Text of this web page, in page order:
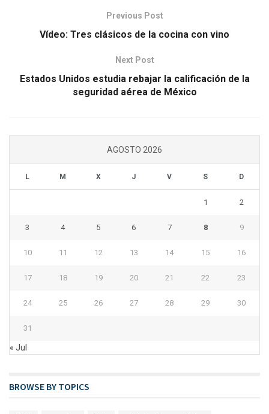
Previous Post
Vídeo: Tres clásicos de la cocina con vino
Next Post
Estados Unidos estudia rebajar la calificación de la
seguridad aérea de México
AGOSTO 2026
L M X J V S D
1 2
3 4 5 6 7 8 9
10 11 12 13 14 15 16
17 18 19 20 21 22 23
24 25 26 27 28 29 30
31
« Jul
BROWSE BY TOPICS